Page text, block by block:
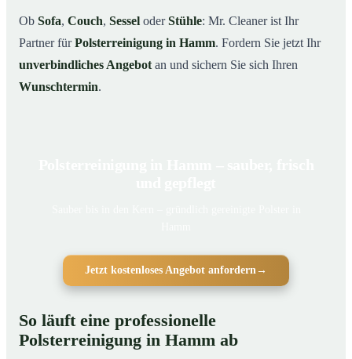
Ob Sofa, Couch, Sessel oderStühle: Mr. Cleaner ist Ihr
Partner fürPolsterreinigung in Hamm. Fordern Sie jetzt Ihr
unverbindliches Angebot an und sichern Sie sich Ihren
Wunschtermin.
Jetzt kostenloses Angebot anfordern →
So läuft eine professionelle
Polsterreinigung in Hamm ab